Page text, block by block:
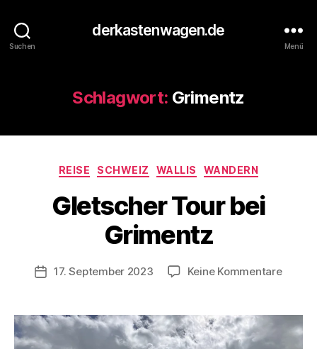
Suchen
derkastenwagen.de
Menü
Schlagwort: Grimentz
Kategorien
REISE SCHWEIZ WALLIS WANDERN
Gletscher Tour bei
Grimentz
Beitragsautor
V
n
e
r
K
a
t
w
a
Veröffentlichungsdatum
17. September 2023 Keine Kommentarezu
bei